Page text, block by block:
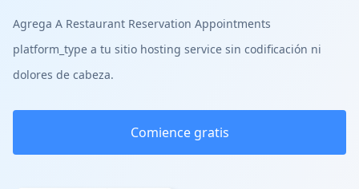
Agrega A Restaurant Reservation Appointments
platform_type a tu sitio hosting service sin codificación ni
dolores de cabeza.
Comience gratis